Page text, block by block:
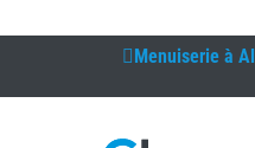
Menuiserie à